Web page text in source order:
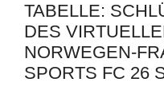
TABELLE:
DES
NORWEGEN-
SPORTS FC 26